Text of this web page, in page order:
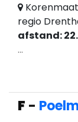
Korenmaat
regio
afstand:
...
F -